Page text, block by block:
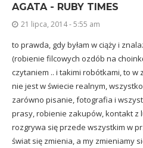
AGATA - RUBY TIMES
21 lipca, 2014 - 5:55 am
to prawda, gdy byłam w ciąży i
(robienie filcowych ozdób na
czytaniem .. i takimi robótkami, to
nie jest w świecie realnym,
zarówno pisanie, fotografia i
prasy, robienie zakupów, kontakt z
rozgrywa się przede wszystkim w
świat się zmienia, a my zmieniamy